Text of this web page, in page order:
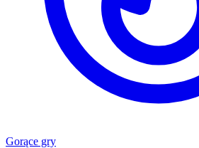
Gorące gry